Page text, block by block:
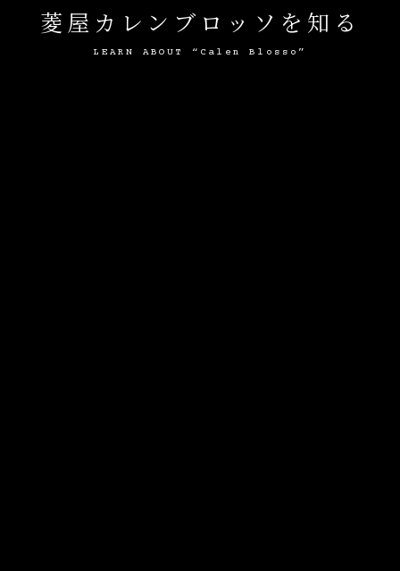
菱屋カレンブロッソを知る
LEARN ABOUT “Calen Blosso”